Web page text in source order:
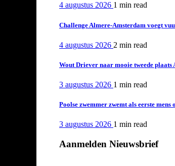
4 augustus 2026 1 min read
Challenge Almere-Amsterdam voegt
4 augustus 2026 2 min read
Wout Driever naar mooie tweede
3 augustus 2026 1 min read
Poolse zwemmer zwemt als eerste
3 augustus 2026 1 min read
Aanmelden Nieuwsbrief